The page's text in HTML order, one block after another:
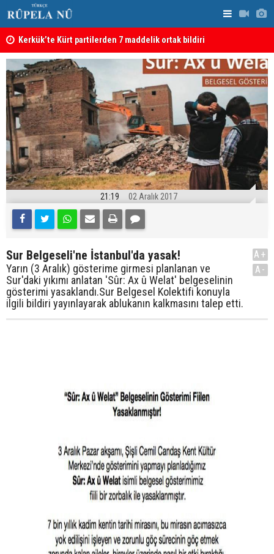
Kerkük’te Kürt partilerden 7 maddelik ortak bildiri
21:19 02 Aralık 2017
Sur Belgeseli'ne İstanbul'da yasak!
Yarın (3 Aralık) gösterime girmesi planlanan ve
Sur'daki yıkımı anlatan 'Sûr: Ax û Welat' belgeselinin
gösterimi yasaklandı.Sur Belgesel Kolektifi konuyla
ilgili bildiri yayınlayarak ablukanın kalkmasını talep etti.
A+
A-